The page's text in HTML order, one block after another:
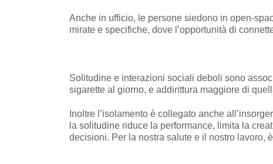
Anche in ufficio, le persone siedono in open-
mirate e specifiche, dove l’opportunità di
Solitudine e interazioni sociali deboli sono
sigarette al giorno, e addirittura maggiore di
Inoltre l’isolamento è collegato anche
la solitudine riduce la performance, limita la
decisioni. Per la nostra salute e il nostro lavoro,